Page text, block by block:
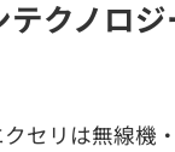
テクノロ
クセリは無線機